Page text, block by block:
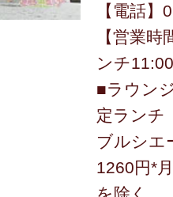
【電話
【営業
ンチ
■ラウン
定ランチ
ブルシ
1260円*
を除く